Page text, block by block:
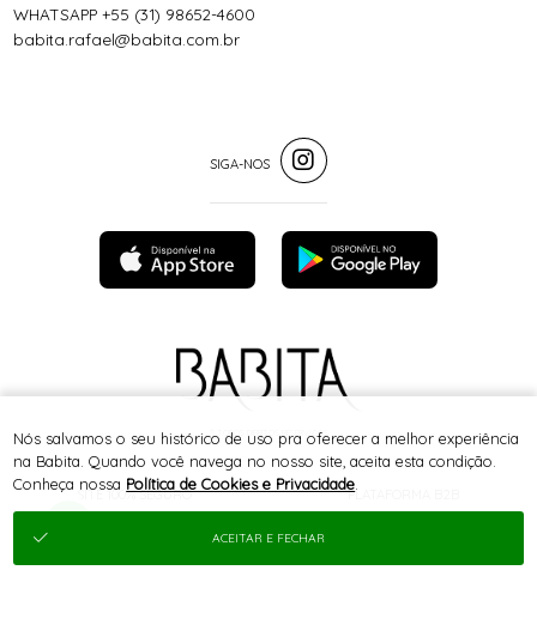
SITE 100% SEGURO PLATAFORMA B2B
WHATSAPP +55 (31) 98652-4600
babita.rafael@babita.com.br
® TODOS DIREITOS RESERVADOS
Nós salvamos o seu histórico de uso pra oferecer a melhor experiência
na Babita. Quando você navega no nosso site, aceita esta condição.
Conheça nossa Política de Cookies e Privacidade
ACEITAR E FECHAR